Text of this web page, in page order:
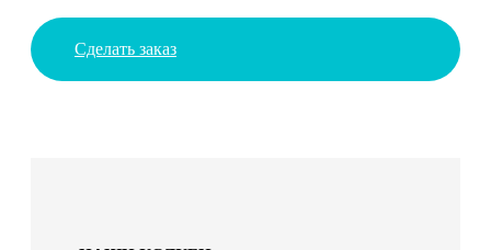
Сделать заказ